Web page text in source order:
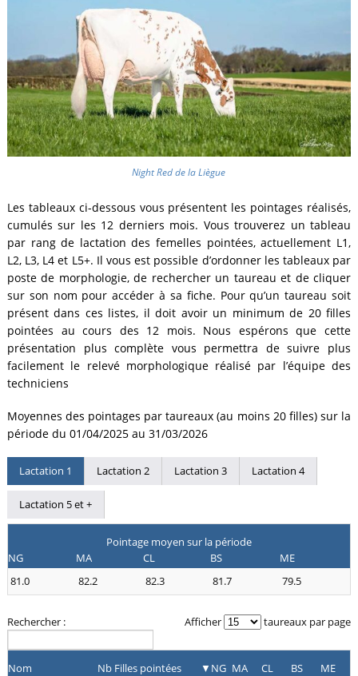
Night Red de la Liègue
Les tableaux ci-dessous vous présentent les pointages réalisés,
cumulés sur les 12 derniers mois. Vous trouverez un tableau
par rang de lactation des femelles pointées, actuellement L1,
L2, L3, L4 et L5+. Il vous est possible d’ordonner les tableaux par
poste de morphologie, de rechercher un taureau et de cliquer
sur son nom pour accéder à sa fiche. Pour qu’un taureau soit
présent dans ces listes, il doit avoir un minimum de 20 filles
pointées au cours des 12 mois. Nous espérons que cette
présentation plus complète vous permettra de suivre plus
facilement le relevé morphologique réalisé par l’équipe des
techniciens
Moyennes des pointages par taureaux (au moins 20 filles) sur la
période du 01/04/2025 au 31/03/2026
Lactation 1 Lactation 2 Lactation 3 Lactation 4
Lactation 5 et +
Pointage moyen sur la période
NG
MA CL BS
ME
81.0
82.2 82.3 81.7 79.5
Afficher taureaux par page
Rechercher :
Nom Nb Filles pointées NG MA CL BS ME